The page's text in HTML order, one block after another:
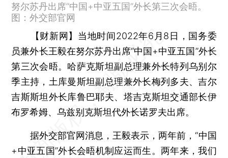
努尔苏丹出席“中国+中亚五国”外长第三次会晤。
图：外交部官网
【财新网】 当地时间2022年6月8日，国务委
员兼外长王毅在努尔苏丹出席“中国+中亚五国”外长
第三次会晤。哈萨克斯坦副总理兼外长特列乌别尔
季主持，土库曼斯坦副总理兼外长梅列多夫、吉尔
吉斯斯坦外长库鲁巴耶夫、塔吉克斯坦交通部长伊
布罗希姆、乌兹别克斯坦代外长诺罗夫出席。
据外交部官网消息，王毅表示，两年前，“中国
+中亚五国”外长会晤机制应运而生。两年来，我们